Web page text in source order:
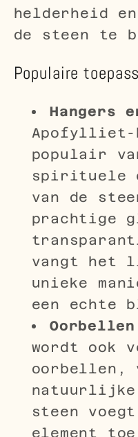
helderheid
de steen te
Populaire
Hangers
Apofylliet-
populair
spirituele
van de
prachtige
vangt het
unieke
een echte
Oorbellen
wordt ook
oorbellen,
steen
element